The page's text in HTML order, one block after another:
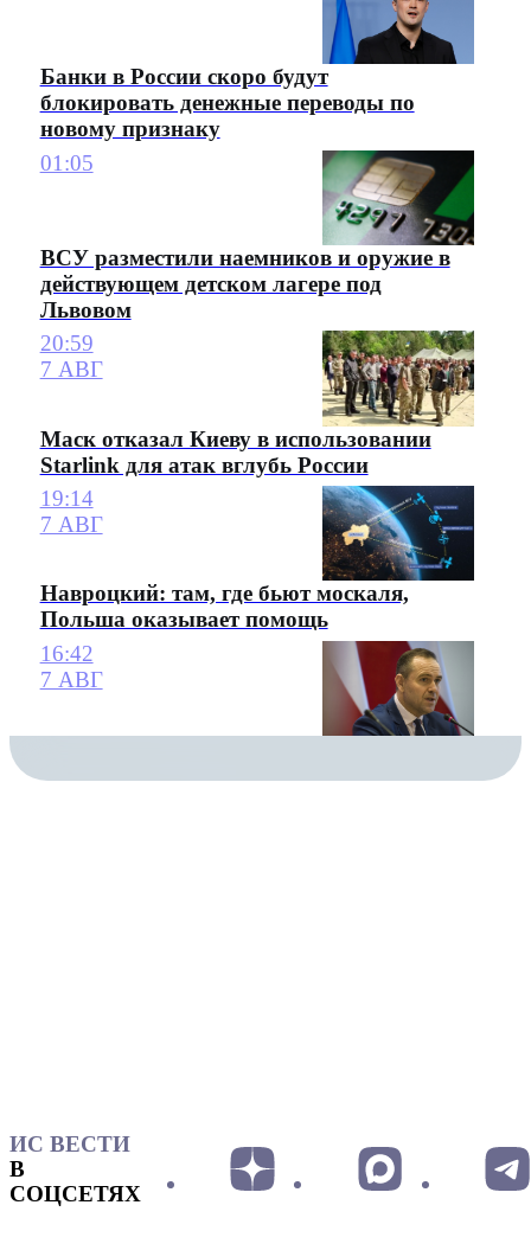
Банки в России скоро будут
блокировать денежные переводы по
новому признаку
01:05
ВСУ разместили наемников и оружие в
действующем детском лагере под
Львовом
20:59
7 АВГ
Маск отказал Киеву в использовании
Starlink для атак вглубь России
19:14
7 АВГ
Навроцкий: там, где бьют москаля,
Польша оказывает помощь
16:42
7 АВГ
ИС ВЕСТИ
В
СОЦСЕТЯХ